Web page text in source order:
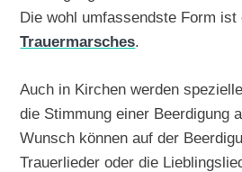
Die wohl umfassendste Form ist
Trauermarsches.
Auch in Kirchen werden
die Stimmung einer Beerdigung
Wunsch können auf der
Trauerlieder oder die